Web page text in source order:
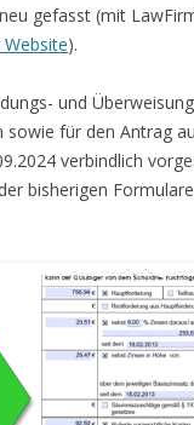
gefasst (mit
).
und
für den Antrag
verbindlich
bisherigen Formulare